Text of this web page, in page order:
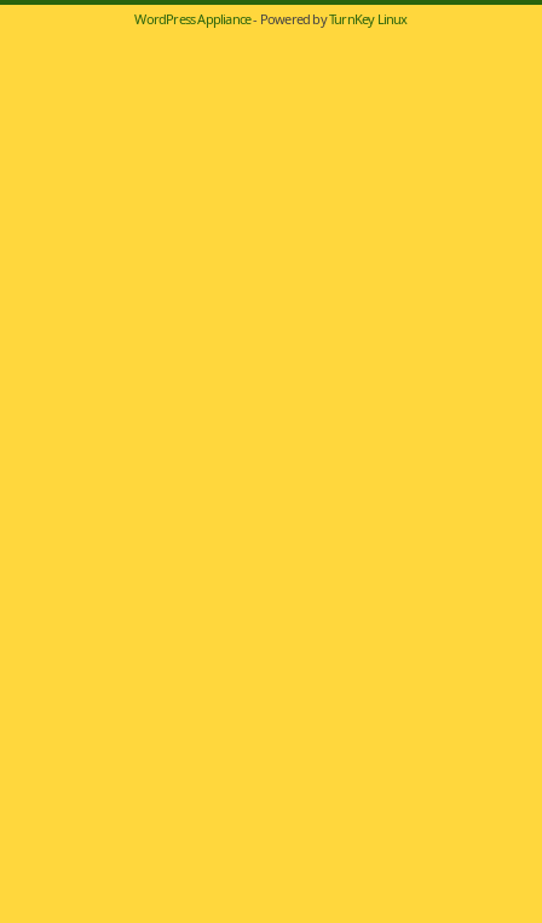
WordPress Appliance- Powered byTurnKey Linux